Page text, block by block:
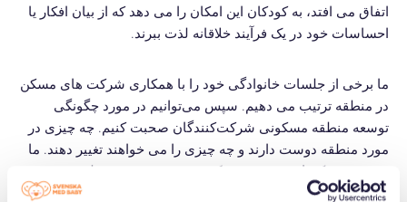
اتفاق می افتد، به کودکان این امکان را می دهد که از بیان افکار یا
احساسات خود در یک فرآیند خلاقانه لذت ببرند.
ما برخی از جلسات خانوادگی خود را با همکاری شرکت های مسکن
در منطقه ترتیب می دهیم. سپس می‌توانیم در مورد چگونگی
توسعه منطقه مسکونی شرکت‌کنندگان صحبت کنیم. چه چیزی در
مورد منطقه دوست دارند و چه چیزی را می خواهند تغییر دهند. ما
همچنین ممکن است در مورد یک موضوع زیست محیطی صحبت
کنیم، مانند تفکیک زباله یا اینکه چگونه آب به خانه های ما می رسد